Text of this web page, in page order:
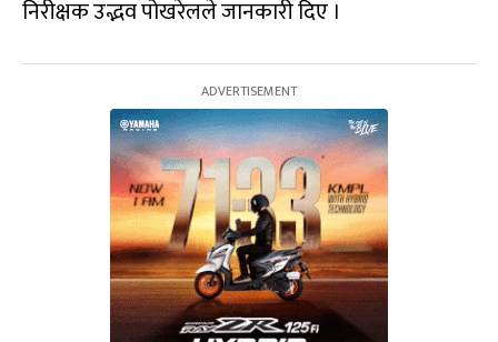
निरीक्षक उद्भव पोखरेलले जानकारी दिए ।